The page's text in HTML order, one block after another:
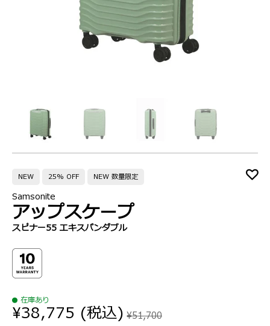
NEW 25% OFF NEW 数量限定
Samsonite
アップスケープ
スピナー55 エキスパンダブル
在庫あり
¥51,700
¥38,775 (税込)